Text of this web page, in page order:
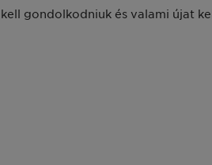
gondolkodniuk és valami újat kell